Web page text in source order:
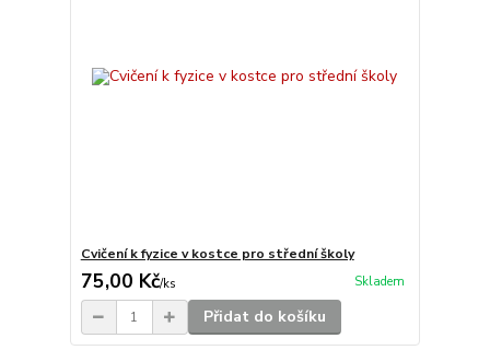
Cvičení k fyzice v kostce pro střední školy
75,00 Kč/ks Skladem
Přidat do košíku